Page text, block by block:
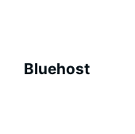
Bluehost